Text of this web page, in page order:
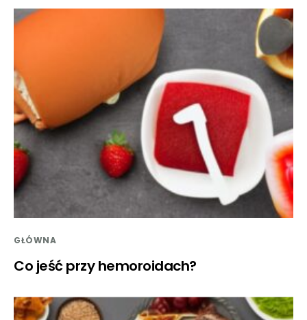
GŁÓWNA
Co jeść przy hemoroidach?